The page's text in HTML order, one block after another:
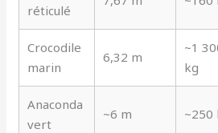
réticulé
Crocodile
marin
6,32 m
~1
kg
Anaconda
vert
~6 m ~250